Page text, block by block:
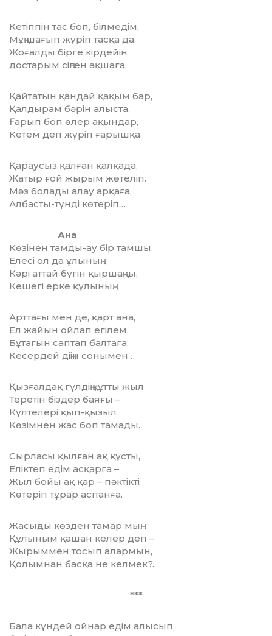
Кетіппін тас боп, білмедім,
Мұң шағып жүріп тасқа да.
Жоғалды бірге кірдейін
достарым сіңген ақшаға.
Қайтатын қандай қақым бар,
Қалдырам бәрін алыста.
Ғарып боп өлер ақындар,
Кетем деп жүріп ғарышқа.
Қараусыз қалған қалқада,
Жатыр ғой жырым жөтеліп.
Мәз болады алау арқаға,
Албасты-түнді көтеріп…
Ана
Көзінен тамды-ау бір тамшы,
Елесі ол да ұлының.
Кәрі аттай бүгін қыршаңқы,
Кешегі ерке құлының.
Арттағы мен де, қарт ана,
Ел жайын ойлап егілем.
Бұтағын саптап балтаға,
Кесердей діңін сонымен…
Қызғалдақ гүлдің құтты жыл
Теретін біздер баяғы –
Күлтелері қып-қызыл
Көзімнен жас боп тамады.
Сырласы қылған ақ құсты,
Еліктеп едім асқарға –
Жыл бойы ақ қар – пәктікті
Көтеріп тұрар аспанға.
Жасыңды көзден тамар мың,
Құлыным қашан келер деп –
Жырыммен тосып алармын,
Қолымнан басқа не келмек?..
***
Бала күндей ойнар едім алысып,